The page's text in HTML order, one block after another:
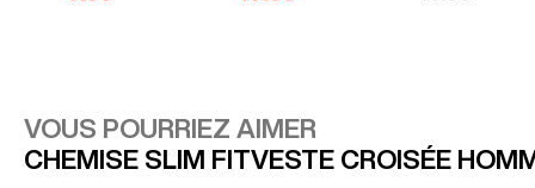
VOUS POURRIEZ AIMER
CHEMISE SLIM FITVESTE CROISÉE